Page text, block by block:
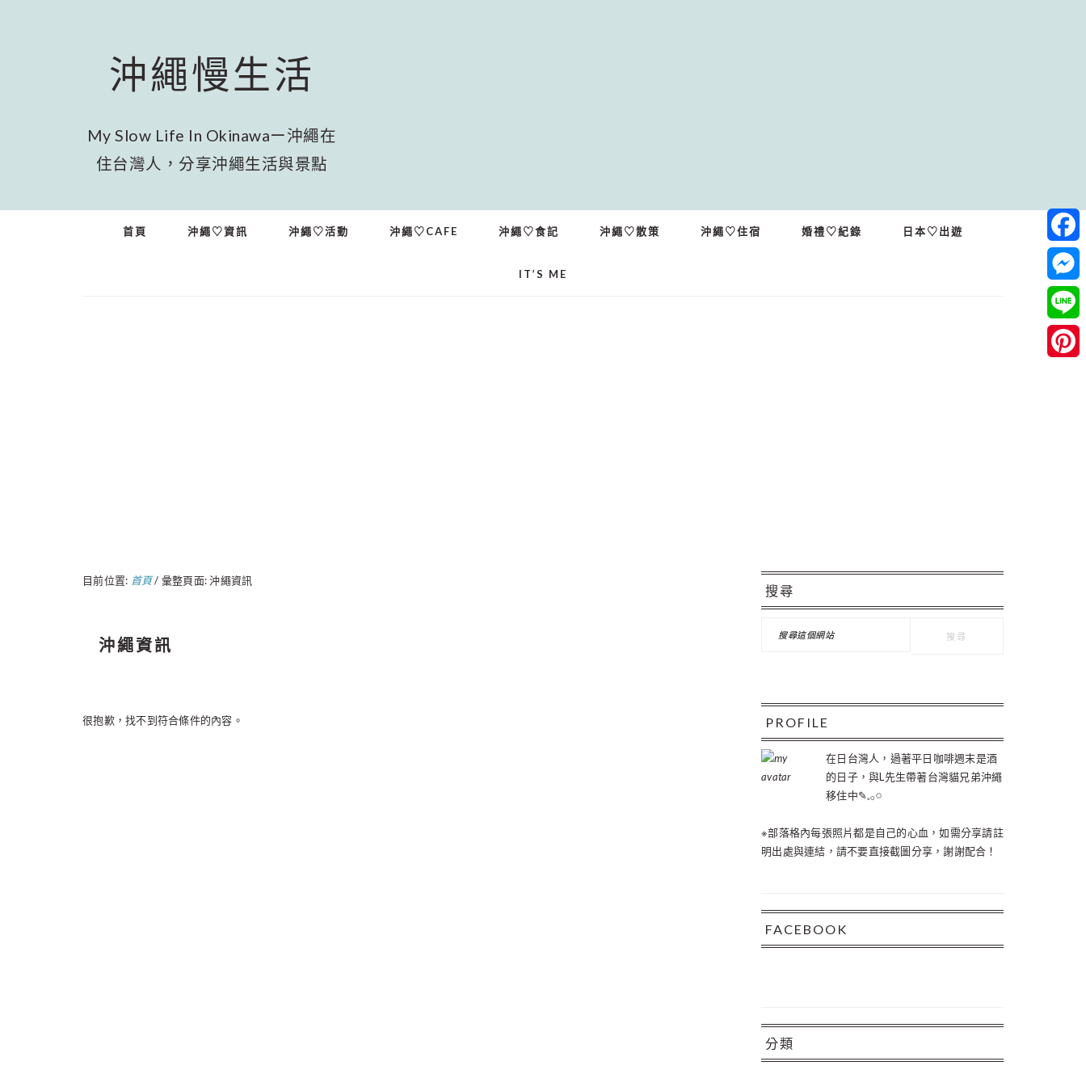
沖繩慢生活
My Slow Life In Okinawaー沖繩在
住台灣人，分享沖繩生活與景點
首頁 沖繩♡資訊 沖繩♡活動 沖繩♡CAFE 沖繩♡食記 沖繩♡散策 沖繩♡住宿 婚禮♡紀錄 日本♡出遊
IT’S ME
目前位置: 首頁 / 彙整頁面: 沖繩資訊
沖繩資訊
很抱歉，找不到符合條件的內容。
主
要
資
欄
搜尋
站
PROFILE
在日台灣人，過著平日咖啡週末是酒
的日子，與L先生帶著台灣貓兄弟沖繩
移住中✎𓈒𓂂𓏸
※部落格內每張照片都是自己的心血，如需分享請註
明出處與連結，請不要直接截圖分享，謝謝配合！
FACEBOOK
分類
Line